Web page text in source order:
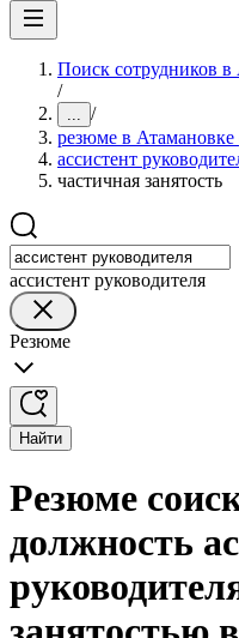
Поиск сотрудников
/
... /
резюме в
ассистент
частичная занятость
ассистент руководителя
Резюме
Найти
Резюме
должность